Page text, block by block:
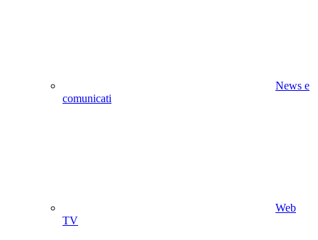
News e
comunicati
Web
TV